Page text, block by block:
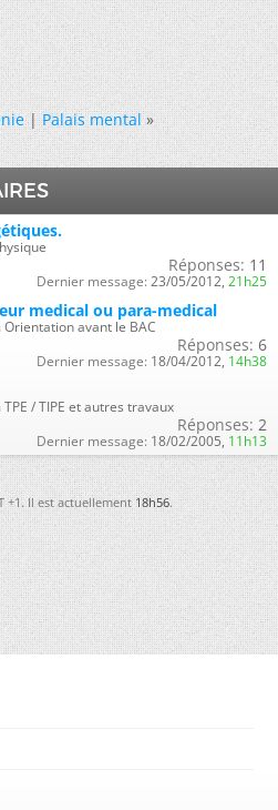
|Palais mental »
Réponses: 11
Dernier message: 23/05/2012, 21h25
medical ou para-medical
avant le BAC
Réponses: 6
Dernier message: 18/04/2012, 14h38
/ TIPE et autres travaux
Réponses: 2
Dernier message: 18/02/2005, 11h13
+1. Il est actuellement18h56.